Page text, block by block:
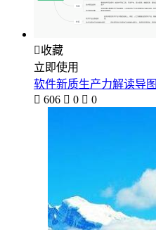
收藏
立即使用
软件新质生产力解读导图
 606  0  0